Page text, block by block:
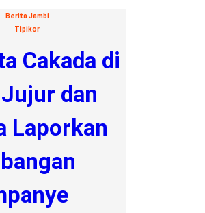
Berita Jambi
Tipikor
Cakada di
dan
Laporkan